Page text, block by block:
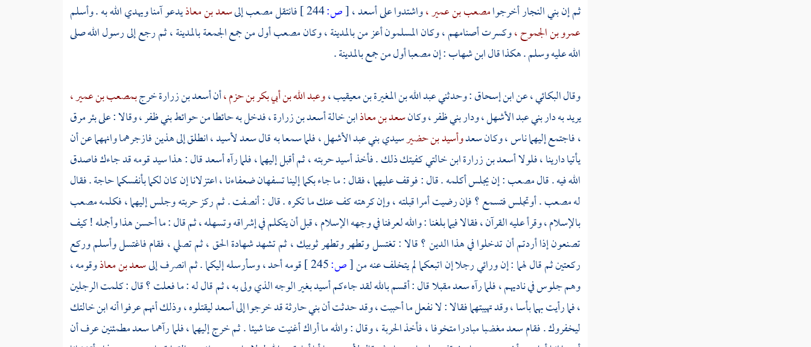
ثم إنبني النجارأخرجوامصعب بن عمير ،واشتدوا علىأسعد ،[ص:244 ] فانتقلمصعبإلىسعد بن معاذيدعو آمنا ويهدي الله به . وأسلم
عمرو بن الجموح ،وكسرت أصنامهم ، وكان المسلمون أعز منبالمدينة ،وكانمصعبأول من جمع الجمعةبالمدينة ،ثم رجع إلى رسول الله صلى
الله عليه وسلم . هكذا قالابن شهاب: إنمصعباأول من جمعبالمدينة.
وقالالبكائي ،عنابن إسحاق: وحدثنيعبد الله بن المغيرة بن معيقيب ،وعبد الله بن أبي بكر بن حزم ،أنأسعد بن زرارةخرجبمصعب بن عمير ،
يريد به داربني عبد الأشهل ،وداربني ظفر ،وكانسعد بن معاذابن خالةأسعد بن زرارة ،فدخل به حائطا من حوائطبني ظفر ،وقالا : علىبئر مرق
،فاجتمع إليهما ناس ، وكانسعدوأسيد بن حضيرسيديبني عبد الأشهل ،فلما سمعا به قالسعدلأسيد ،انطلق إلى هذين فازجرهما وانههما عن أن
يأتيا دارينا ، فلولاأسعد بن زرارةابن خالتي كفيتك ذلك . فأخذأسيدحربته ، ثم أقبل إليهما ، فلما رآهأسعدقال : هذا سيد قومه قد جاءك فاصدق
الله فيه . قالمصعب: إن يجلس أكلمه . قال : فوقف عليهما ، فقال : ما جاء بكما إلينا تسفهان ضعفاءنا ، اعتزلانا إن كان لكما بأنفسكما حاجة . فقال
لهمصعب. أوتجلس فتسمع ؟ فإن رضيت أمرا قبلته ، وإن كرهته كف عنك ما تكره . قال : أنصفت . ثم ركز حربته وجلس إليهما ، فكلمهمصعب
بالإسلام ، وقرأ عليه القرآن ، فقالا فيما بلغنا : والله لعرفنا في وجهه الإسلام ، قبل أن يتكلم في إشراقه وتسهله ، ثم قال : ما أحسن هذا وأجمله ! كيف
تصنعون إذا أردتم أن تدخلوا في هذا الدين ؟ قالا : تغتسل وتطهر وتطهر ثوبيك ، ثم تشهد شهادة الحق ، ثم تصلي ، فقام فاغتسل وأسلم وركع
ركعتين ثم قال لهما : إن ورائي رجلا إن اتبعكما لم يتخلف عنه من[ص: قومه أحد ، وسأرسله إليكما . ثم انصرف إلىسعد بن معاذوقومه ،
وهم جلوس في ناديهم ، فلما رآهسعدمقبلا قال : أقسم بالله لقد جاءكمأسيدبغير الوجه الذي ولى به ، ثم قال له : ما فعلت ؟ قال : كلمت الرجلين
، فما رأيت بهما بأسا ، وقد تهيبتهما فقالا : لا نفعل ما أحببت ، وقد حدثت أنبني حارثةقد خرجوا إلىأسعدليقتلوه ، وذلك أنهم عرفوا أنه ابن خالتك
ليخفروك . فقامسعدمغضبا مبادرا متخوفا ، فأخذ الحربة ، وقال : والله ما أراك أغنيت عنا شيئا . ثم خرج إليهما ، فلما رآهماسعدمطمئنين عرف أن